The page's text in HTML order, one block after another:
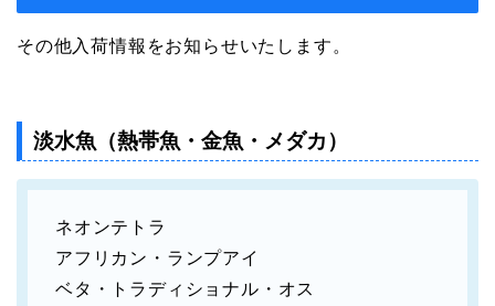
その他入荷情報をお知らせいたします。
淡水魚（熱帯魚・金魚・メダカ）
ネオンテトラ
アフリカン・ランプアイ
ベタ・トラディショナル・オス